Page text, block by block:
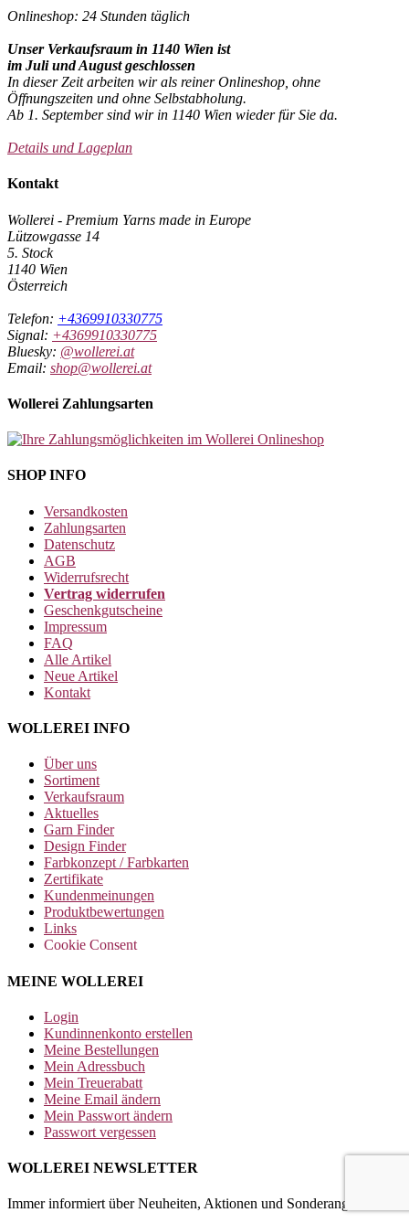
Onlineshop: 24 Stunden täglich
Unser Verkaufsraum in 1140 Wien ist
im Juli und August geschlossen
In dieser Zeit arbeiten wir als reiner Onlineshop, ohne
Öffnungszeiten und ohne Selbstabholung.
Ab 1. September sind wir in 1140 Wien wieder für Sie da.
Details und Lageplan
Kontakt
Wollerei - Premium Yarns made in Europe
Lützowgasse 14
5. Stock
1140 Wien
Österreich
Telefon: +4369910330775
Signal: +4369910330775
Bluesky: @wollerei.at
Email: shop@wollerei.at
Wollerei Zahlungsarten
SHOP INFO
Versandkosten
Zahlungsarten
Datenschutz
AGB
Widerrufsrecht
Vertrag widerrufen
Geschenkgutscheine
Impressum
FAQ
Alle Artikel
Neue Artikel
Kontakt
WOLLEREI INFO
Über uns
Sortiment
Verkaufsraum
Aktuelles
Garn Finder
Design Finder
Farbkonzept / Farbkarten
Zertifikate
Kundenmeinungen
Produktbewertungen
Links
Cookie Consent
MEINE WOLLEREI
Login
Kundinnenkonto erstellen
Meine Bestellungen
Mein Adressbuch
Mein Treuerabatt
Meine Email ändern
Mein Passwort ändern
Passwort vergessen
WOLLEREI NEWSLETTER
Immer informiert über Neuheiten, Aktionen und Sonderangebote!